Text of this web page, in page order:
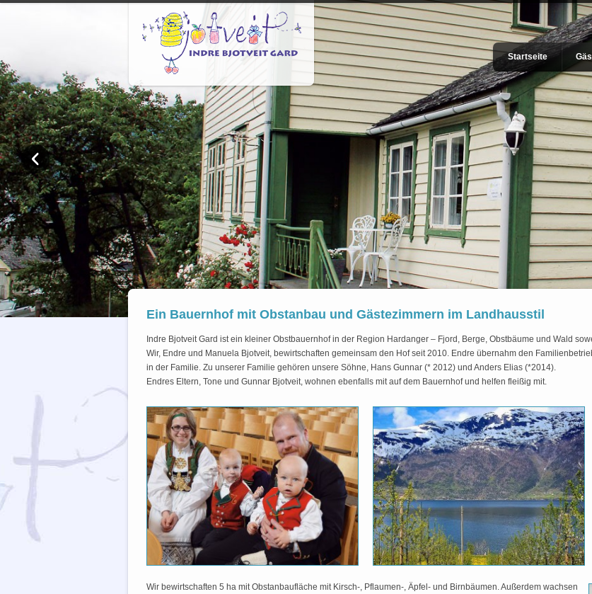
Startseite
Ein Bauernhof mit Obstanbau und Gästezimmern im Landhausstil
Indre Bjotveit Gard ist ein kleiner Obstbauernhof in der Region Hardanger – Fjord, Berge, Obstbäume und Wald
Wir, Endre und Manuela Bjotveit, bewirtschaften gemeinsam den Hof seit 2010. Endre übernahm den
in der Familie. Zu unserer Familie gehören unsere Söhne, Hans Gunnar (* 2012) und Anders Elias (*2014).
Endres Eltern, Tone und Gunnar Bjotveit, wohnen ebenfalls mit auf dem Bauernhof und helfen fleißig mit.
Wir bewirtschaften 5 ha mit Obstanbaufläche mit Kirsch-, Pflaumen-, Äpfel- und Birnbäumen. Außerdem wachsen